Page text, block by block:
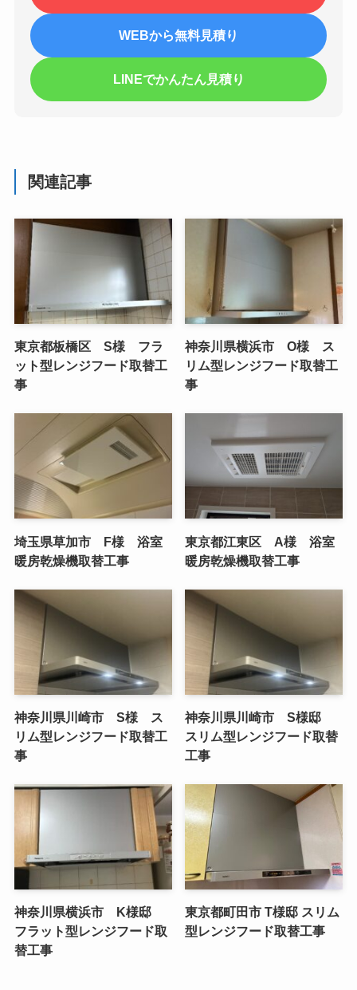
WEBから無料見積り
LINEでかんたん見積り
関連記事
東京都板橋区 S様 フラ
ット型レンジフード取替工
事
神奈川県横浜市 O様 ス
リム型レンジフード取替工
事
埼玉県草加市 F様 浴室
暖房乾燥機取替工事
東京都江東区 A様 浴室
暖房乾燥機取替工事
神奈川県川崎市 S様 ス
リム型レンジフード取替工
事
神奈川県川崎市 S様邸
スリム型レンジフード取替
工事
神奈川県横浜市 K様邸
フラット型レンジフード取
替工事
東京都町田市 T様邸 スリム
型レンジフード取替工事